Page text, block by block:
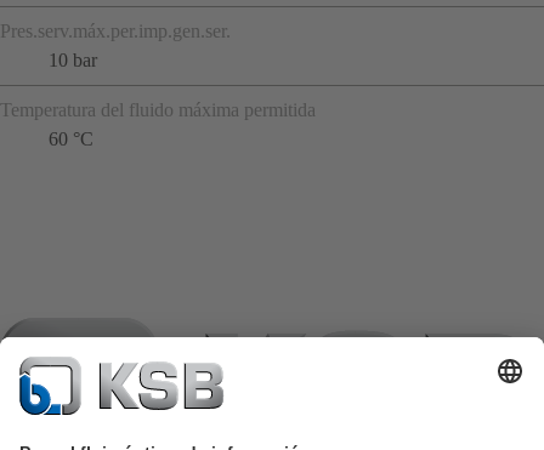
Pres.serv.máx.per.imp.gen.ser.
10 bar
Temperatura del fluido máxima permitida
60 °C